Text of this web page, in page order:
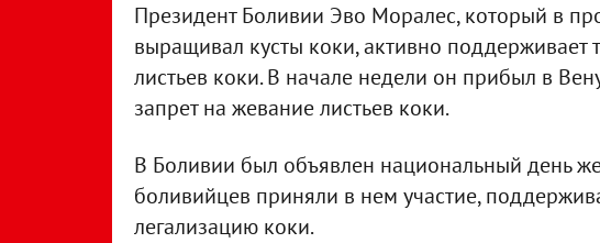
Президент Боливии Эво Моралес, который в
выращивал кусты коки, активно поддерживает
листьев коки. В начале недели он прибыл в
запрет на жевание листьев коки.
В Боливии был объявлен национальный день
боливийцев приняли в нем участие,
легализацию коки.